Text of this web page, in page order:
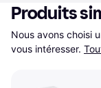
Produits
Nous avons choisi
vous intéresser.